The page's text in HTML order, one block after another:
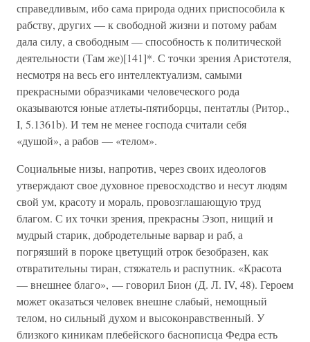
справедливым, ибо сама природа одних приспособила к
рабству, других — к свободной жизни и потому рабам
дала силу, а свободным — способность к политической
деятельности (Там же)[141]*. С точки зрения Аристотеля,
несмотря на весь его интеллектуализм, самыми
прекрасными образчиками человеческого рода
оказываются юные атлеты-пятиборцы, пентатлы (Ритор.,
I, 5.1361b). И тем не менее господа считали себя
«душой», а рабов — «телом».
Социальные низы, напротив, через своих идеологов
утверждают свое духовное превосходство и несут людям
свой ум, красоту и мораль, провозглашающую труд
благом. С их точки зрения, прекрасны Эзоп, нищий и
мудрый старик, добродетельные варвар и раб, а
погрязший в пороке цветущий отрок безобразен, как
отвратительны тиран, стяжатель и распутник. «Красота
— внешнее благо», — говорил Бион (Д. Л. IV, 48). Героем
может оказаться человек внешне слабый, немощный
телом, но сильный духом и высоконравственный. У
близкого киникам плебейского баснописца Федра есть